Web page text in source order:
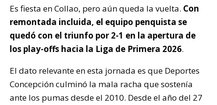
Es fiesta en Collao, pero aún queda la vuelta. Con
remontada incluida, el equipo penquista se
quedó con el triunfo por 2-1 en la apertura de
los play-offs hacia la Liga de Primera 2026.
El dato relevante en esta jornada es que Deportes
Concepción culminó la mala racha que sostenía
ante los pumas desde el 2010. Desde el año del 27